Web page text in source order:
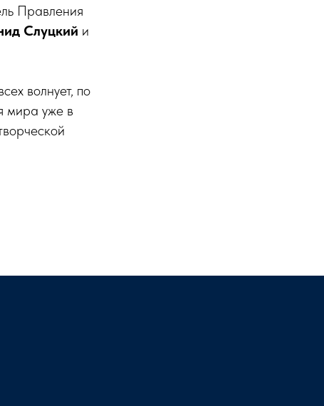
Правления
Слуцкий и
волнует, по
мира уже в